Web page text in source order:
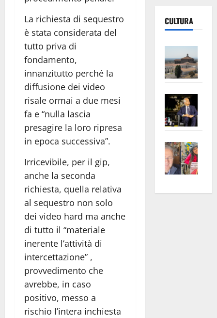
La richiesta di sequestro
è stata considerata del
tutto priva di
fondamento,
innanzitutto perché la
diffusione dei video
risale ormai a due mesi
fa e “nulla lascia
presagire la loro ripresa
in epoca successiva”.
Irricevibile, per il gip,
anche la seconda
richiesta, quella relativa
al sequestro non solo
dei video hard ma anche
di tutto il “materiale
inerente l’attività di
intercettazione” ,
provvedimento che
avrebbe, in caso
positivo, messo a
rischio l’intera inchiesta
CULTURA
euro
apre